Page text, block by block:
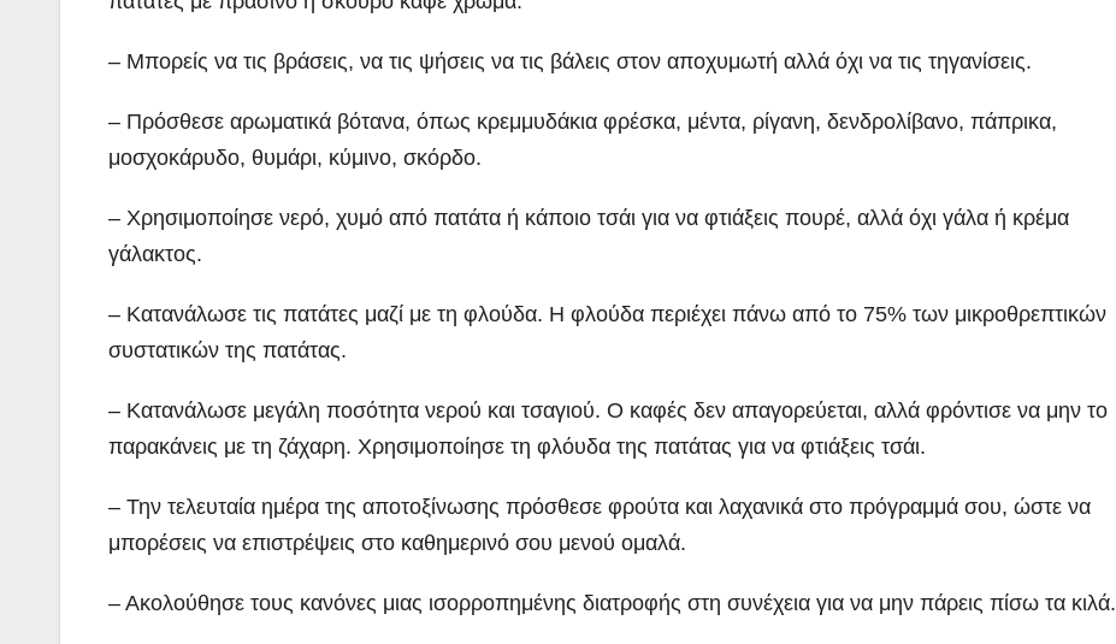
– Μπορείς να τις βράσεις, να τις ψήσεις να τις βάλεις στον αποχυμωτή αλλά όχι να τις τηγανίσεις.
– Πρόσθεσε αρωματικά βότανα, όπως κρεμμυδάκια φρέσκα, μέντα, ρίγανη, δενδρολίβανο, πάπρικα,
μοσχοκάρυδο, θυμάρι, κύμινο, σκόρδο.
– Χρησιμοποίησε νερό, χυμό από πατάτα ή κάποιο τσάι για να φτιάξεις πουρέ, αλλά όχι γάλα ή κρέμα
γάλακτος.
– Κατανάλωσε τις πατάτες μαζί με τη φλούδα. Η φλούδα περιέχει πάνω από το 75% των μικροθρεπτικών
συστατικών της πατάτας.
– Κατανάλωσε μεγάλη ποσότητα νερού και τσαγιού. Ο καφές δεν απαγορεύεται, αλλά φρόντισε να μην το
παρακάνεις με τη ζάχαρη. Χρησιμοποίησε τη φλόυδα της πατάτας για να φτιάξεις τσάι.
– Την τελευταία ημέρα της αποτοξίνωσης πρόσθεσε φρούτα και λαχανικά στο πρόγραμμά σου, ώστε να
μπορέσεις να επιστρέψεις στο καθημερινό σου μενού ομαλά.
– Ακολούθησε τους κανόνες μιας ισορροπημένης διατροφής στη συνέχεια για να μην πάρεις πίσω τα κιλά.